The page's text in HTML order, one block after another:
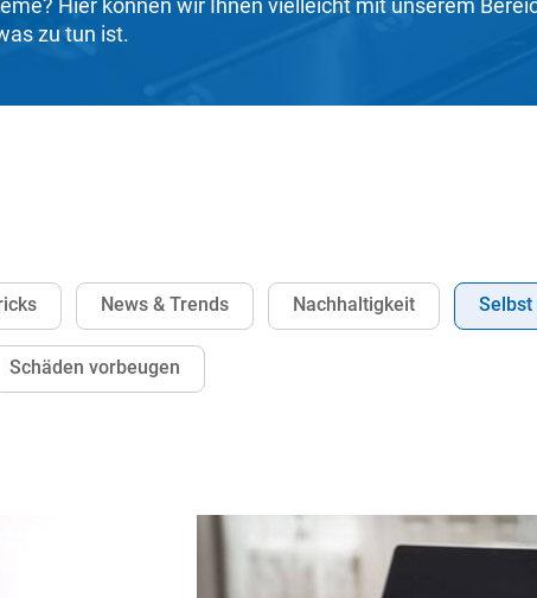
zu tun ist.
News & Trends Nachhaltigkeit
Schäden vorbeugen